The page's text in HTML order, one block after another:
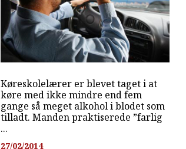
Køreskolelærer er blevet taget i at
køre med ikke mindre end fem
gange så meget alkohol i blodet som
tilladt. Manden praktiserede ”farlig
...
27/02/2014